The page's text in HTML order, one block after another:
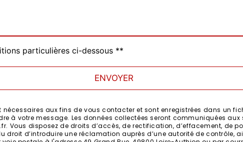
particulières ci-dessous **
ENVOYER
nécessaires aux fins de vous contacter et sont enregistrées dans un
à votre message. Les données collectées seront communiquées
Vous disposez de droits d’accès, de rectification, d’effacement, de
droit d’introduire une réclamation auprès d’une autorité de contrôle,